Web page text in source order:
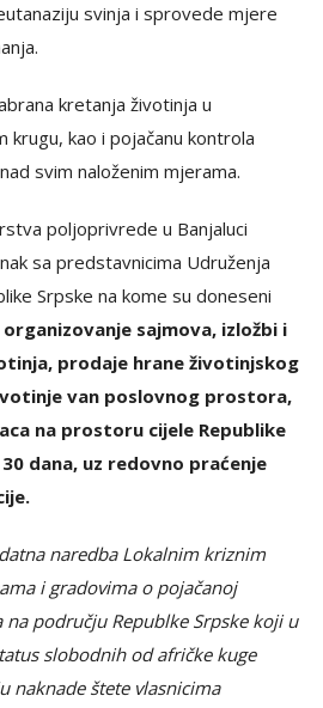
svinja i sprovede mjere
kretanja životinja u
krugu, kao i pojačanu kontrola
svim naloženim mjerama.
poljoprivrede u Banjaluci
sa predstavnicima Udruženja
Srpske na kome su doneseni
sajmova, izložbi i
prodaje hrane životinjskog
van poslovnog prostora,
na prostoru cijele Republike
dana, uz redovno praćenje
naredba Lokalnim kriznim
i gradovima o pojačanoj
području Republke Srpske koji u
slobodnih od afričke kuge
naknade štete vlasnicima